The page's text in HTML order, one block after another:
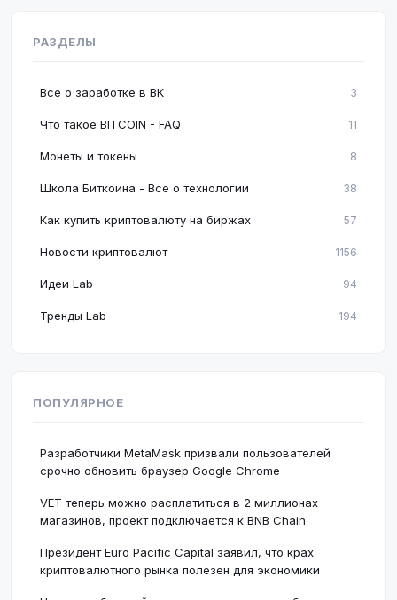
РАЗДЕЛЫ
Все о заработке в ВК 3
Что такое BITCOIN - FAQ 11
Монеты и токены 8
Школа Биткоина - Все о технологии 38
Как купить криптовалюту на биржах 57
Новости криптовалют 1156
Идеи Lab 94
Тренды Lab 194
ПОПУЛЯРНОЕ
Разработчики MetaMask призвали пользователей
срочно обновить браузер Google Chrome
VET теперь можно расплатиться в 2 миллионах
магазинов, проект подключается к BNB Chain
Президент Euro Pacific Capital заявил, что крах
криптовалютного рынка полезен для экономики